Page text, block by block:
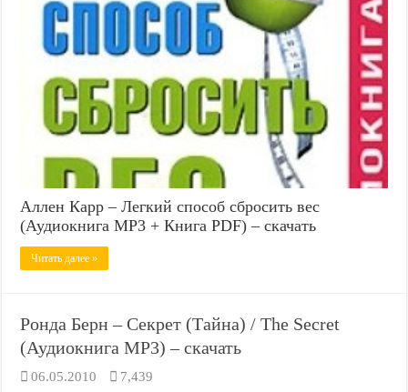
Аллен Карр – Легкий способ сбросить вес
(Аудиокнига MP3 + Книга PDF) – скачать
Читать далее »
Ронда Берн – Секрет (Тайна) / The Secret
(Аудиокнига MP3) – скачать
06.05.2010 7,439